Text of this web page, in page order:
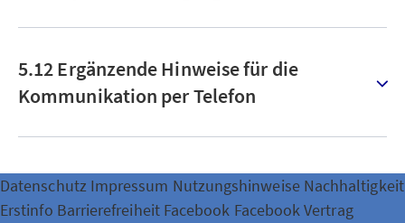
5.12 Ergänzende Hinweise für die
Kommunikation per Telefon
Datenschutz Impressum Nutzungshinweise Nachhaltigkeit
Erstinfo Barrierefreiheit Facebook FacebookVertrag